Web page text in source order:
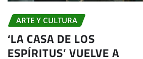
ARTE Y CULTURA
‘LA CASA DE LOS
ESPÍRITUS’ VUELVE A